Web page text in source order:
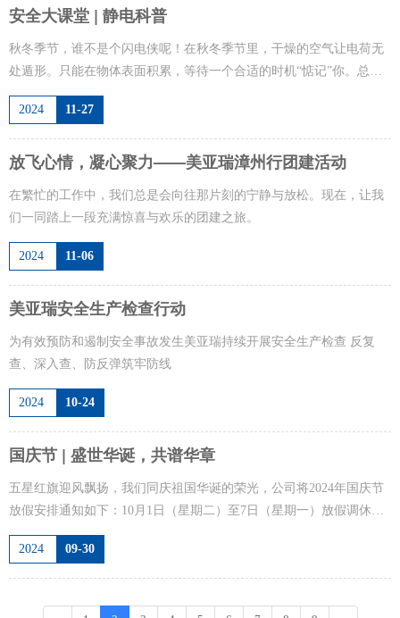
安全大课堂 | 静电科普
秋冬季节，谁不是个闪电侠呢！在秋冬季节里，干燥的空气让电荷无
处遁形。只能在物体表面积累，等待一个合适的时机“惦记”你。总是
让人猝不及防，它就是让人头疼不已的“小恶魔”。
2024
11-27
放飞心情，凝心聚力——美亚瑞漳州行团建活动
在繁忙的工作中，我们总是会向往那片刻的宁静与放松。现在，让我
们一同踏上一段充满惊喜与欢乐的团建之旅。
2024 11-06
美亚瑞安全生产检查行动
为有效预防和遏制安全事故发生美亚瑞持续开展安全生产检查 反复
查、深入查、防反弹筑牢防线
2024 10-24
国庆节 | 盛世华诞，共谱华章
五星红旗迎风飘扬，我们同庆祖国华诞的荣光，公司将2024年国庆节
放假安排通知如下：10月1日（星期二）至7日（星期一）放假调休，
共7天，10月8日（星期二）正常上班。
2024
09-30